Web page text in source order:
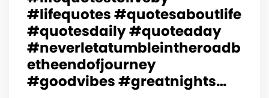
#lifequotes #quotesaboutlife
#quotesdaily #quoteaday
#neverletatumbleintheroadb
etheendofjourney
#goodvibes #greatnights…